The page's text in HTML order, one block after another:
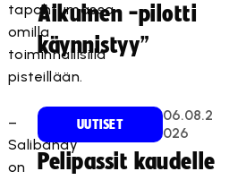
tapahtumassa
omilla
toiminnallisilla
pisteillään.
–
Salibandy
on
Aikuinen -pilotti
käynnistyy”
UUTISET
06.08.2
026
Pelipassit kaudelle